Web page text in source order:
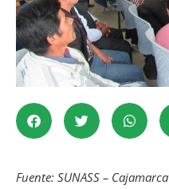
Fuente: SUNASS – Cajamarca